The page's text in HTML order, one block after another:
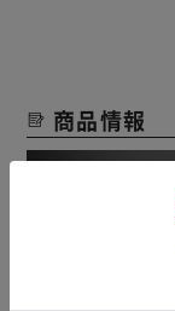
商品情報